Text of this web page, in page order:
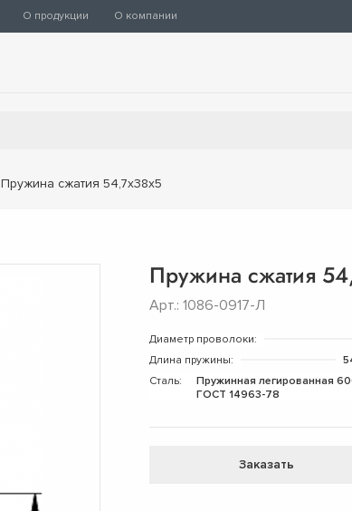
О продукции О компании
Пружина сжатия 54,7х38х5
Пружина сжатия
Арт.: 1086-0917-Л
Диаметр проволоки:
Длина пружины:
Сталь:
Пружинная легированная
ГОСТ 14963-78
Заказать